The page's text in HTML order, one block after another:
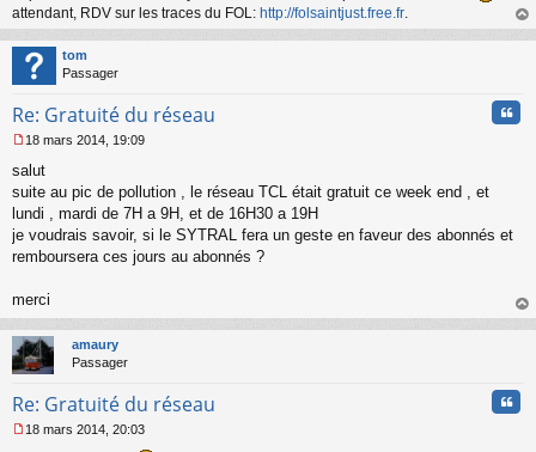
attendant, RDV sur les traces du FOL: http://folsaintjust.free.fr
au
tom
Passager
Re: Gratuité du réseau
e
s
g
e
o
l
u
18 mars 2014, 19:09
salut
suite au pic de pollution , le réseau TCL était gratuit ce week end , et
lundi , mardi de 7H a 9H, et de 16H30 a 19H
je voudrais savoir, si le SYTRAL fera un geste en faveur des abonnés et
remboursera ces jours au abonnés ?
merci
au
amaury
Passager
Re: Gratuité du réseau
18 mars 2014, 20:03